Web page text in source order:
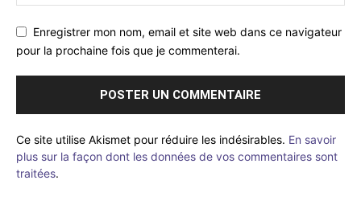
Enregistrer mon nom, email et site web dans ce navigateur
pour la prochaine fois que je commenterai.
Ce site utilise Akismet pour réduire les indésirables. En savoir
plus sur la façon dont les données de vos commentaires sont
traitées.